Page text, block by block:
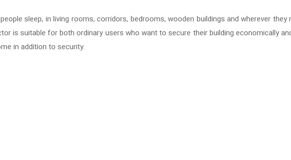
sleep, in living rooms, corridors, bedrooms, wooden buildings and wherever
is suitable for both ordinary users who want to secure their building economically
in addition to security.